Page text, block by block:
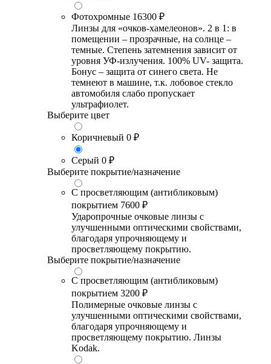
Фотохромные 16300 ₽
Линзы для «очков-хамелеонов». 2 в 1: в
помещении – прозрачные, на солнце –
темные. Степень затемнения зависит от
уровня УФ-излучения. 100% UV- защита.
Бонус – защита от синего света. Не
темнеют в машине, т.к. лобовое стекло
автомобиля слабо пропускает
ультрафиолет.
Выберите цвет
Коричневый 0 ₽
Серый 0 ₽
Выберите покрытие/назначение
С просветляющим (антибликовым)
покрытием 7600 ₽
Ударопрочные очковые линзы с
улучшенными оптическими свойствами,
благодаря упрочняющему и
просветляющему покрытию.
Выберите покрытие/назначение
С просветляющим (антибликовым)
покрытием 3200 ₽
Полимерные очковые линзы с
улучшенными оптическими свойствами,
благодаря упрочняющему и
просветляющему покрытию. Линзы
Kodak.